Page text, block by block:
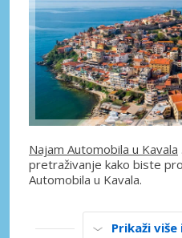
Najam Automobila u Kavala
pretraživanje kako biste
Automobila u Kavala.
Prikaži